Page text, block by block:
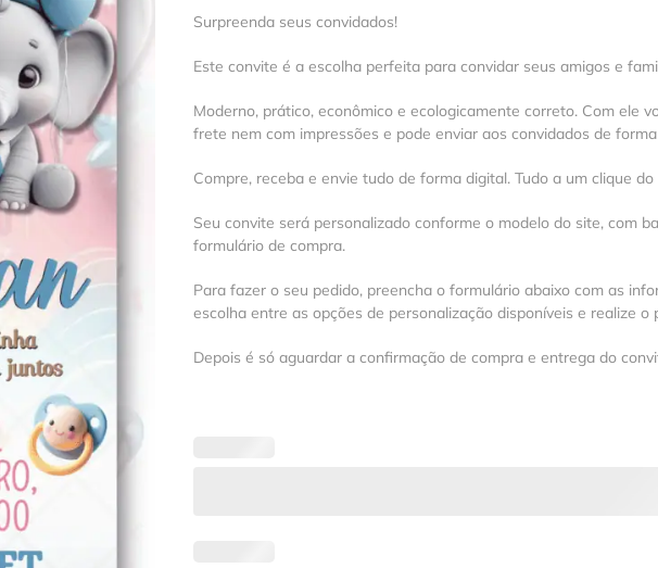
Surpreenda seus convidados!
Este convite é a escolha perfeita para convidar seus amigos e
Moderno, prático, econômico e ecologicamente correto. Com ele
frete nem com impressões e pode enviar aos convidados de
Compre, receba e envie tudo de forma digital. Tudo a um clique do
Seu convite será personalizado conforme o modelo do site, com
formulário de compra.
Para fazer o seu pedido, preencha o formulário abaixo com as
escolha entre as opções de personalização disponíveis e realize o
Depois é só aguardar a confirmação de compra e entrega do